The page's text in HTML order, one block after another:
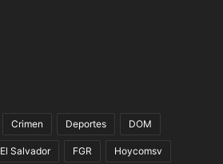
Crimen Deportes DOM
El Salvador FGR Hoycomsv